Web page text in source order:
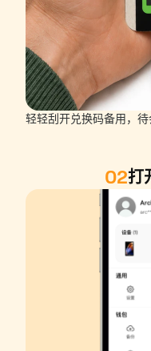
轻轻刮开兑换码备用，待
02打